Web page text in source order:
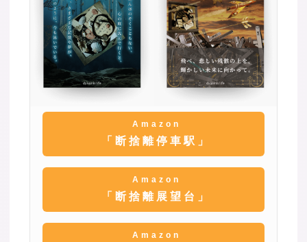
Amazon
「断捨離停車駅」
Amazon
「断捨離展望台」
Amazon